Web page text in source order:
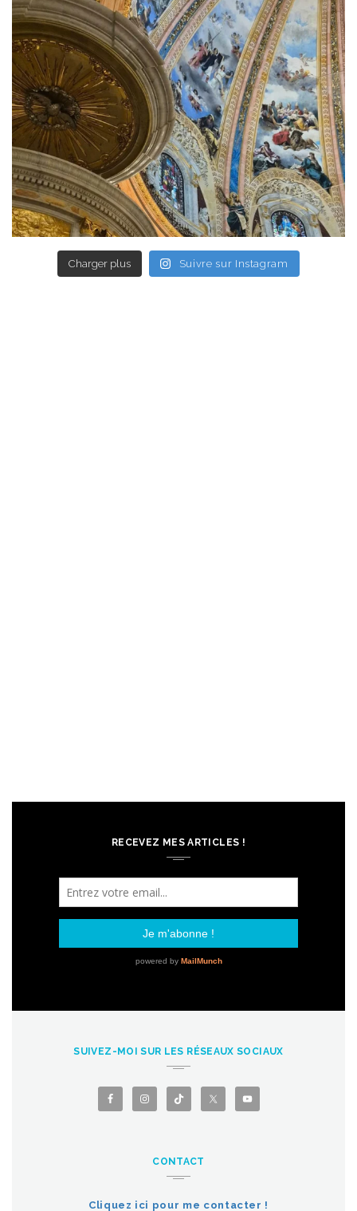
Charger plus Suivre sur Instagram
RECEVEZ MES ARTICLES !
SUIVEZ-MOI SUR LES RÉSEAUX SOCIAUX
CONTACT
Cliquez ici pour me contacter !